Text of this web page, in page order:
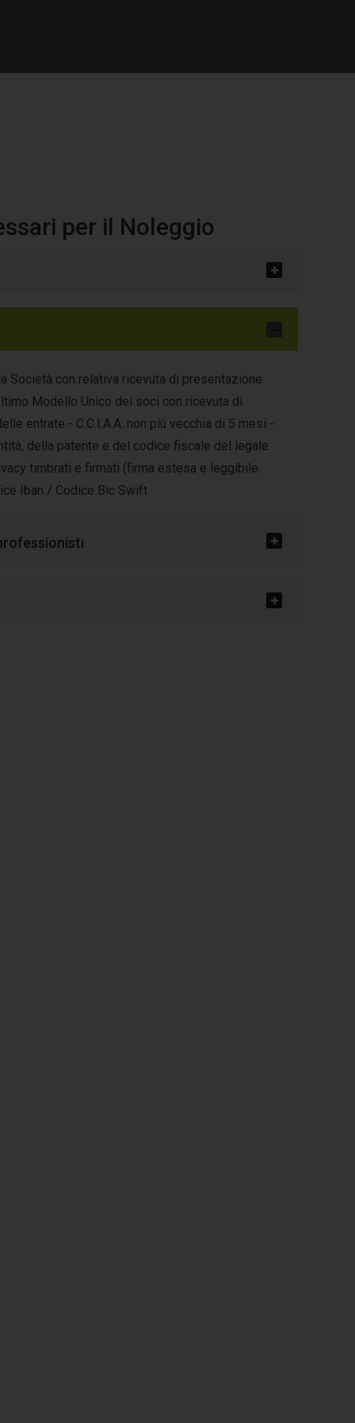
per il Noleggio
Società con relativa ricevuta di presentazione
Modello Unico dei soci con ricevuta di
entrate - C.C.I.A.A. non più vecchia di 5 mesi -
della patente e del codice fiscale del legale
timbrati e firmati (firma estesa e leggibile
Iban / Codice Bic Swift